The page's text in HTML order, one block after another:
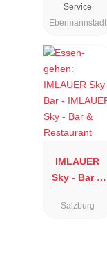
Service
Ebermannstadt
IMLAUER
Sky - Bar &
Salzburg